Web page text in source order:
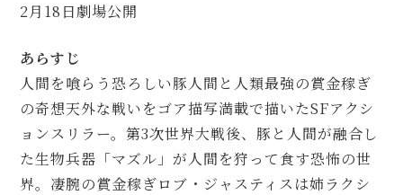
2月18日劇場公開
あらすじ
人間を喰らう恐ろしい豚人間と人類最強の賞金稼ぎ
の奇想天外な戦いをゴア描写満載で描いたSFアクシ
ョンスリラー。第3次世界大戦後、豚と人間が融合し
た生物兵器「マズル」が人間を狩って食す恐怖の世
界。凄腕の賞金稼ぎロブ・ジャスティスは姉ラクシ